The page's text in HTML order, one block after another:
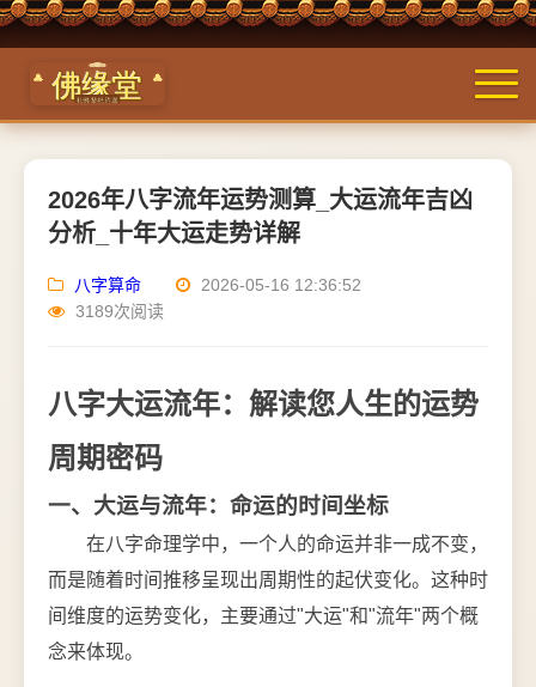
2026年八字流年运势测算_大运流年吉凶
分析_十年大运走势详解
八字算命
2026-05-16 12:36:52
3189次阅读
八字大运流年：解读您人生的运势
周期密码
一、大运与流年：命运的时间坐标
在八字命理学中，一个人的命运并非一成不变，
而是随着时间推移呈现出周期性的起伏变化。这种时
间维度的运势变化，主要通过"大运"和"流年"两个概
念来体现。